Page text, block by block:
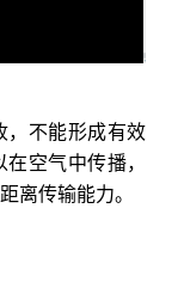
，不能形成有效
空气中传播，
离传输能力。